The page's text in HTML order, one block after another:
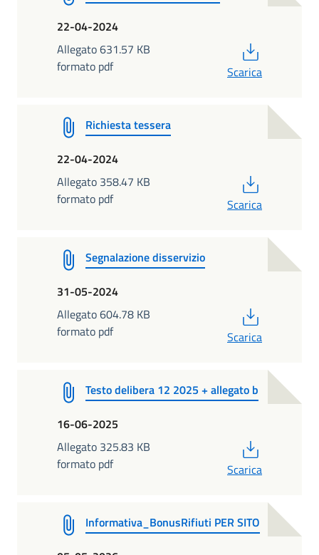
22-04-2024
Allegato 631.57 KB
formato pdf
Scarica
Richiesta tessera
22-04-2024
Allegato 358.47 KB
formato pdf
Scarica
Segnalazione disservizio
31-05-2024
Allegato 604.78 KB
formato pdf
Scarica
Testo delibera 12 2025 + allegato b
16-06-2025
Allegato 325.83 KB
formato pdf
Scarica
Informativa_BonusRifiuti PER SITO